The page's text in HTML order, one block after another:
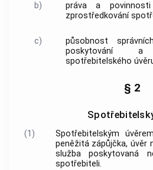
b)
práva a
zprostředkování
c)
působnost
poskytování a
spotřebitelského
§ 2
(1) Spotřebitelským úvěrem
peněžitá zápůjčka, úvěr
služba poskytovaná
spotřebiteli.